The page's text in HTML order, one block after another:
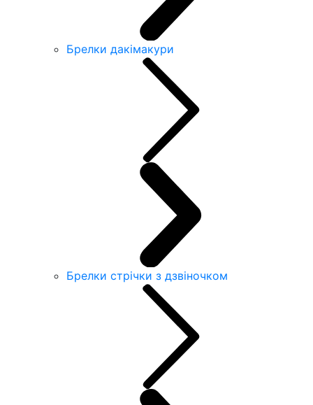
Брелки дакімакури
Брелки стрічки з дзвіночком